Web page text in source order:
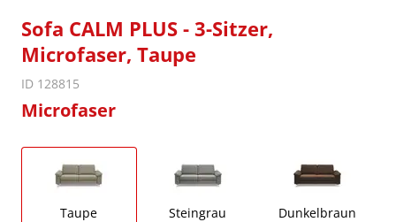
Sofa CALM PLUS - 3-Sitzer,
Microfaser, Taupe
ID 128815
Microfaser
Taupe Steingrau Dunkelbraun